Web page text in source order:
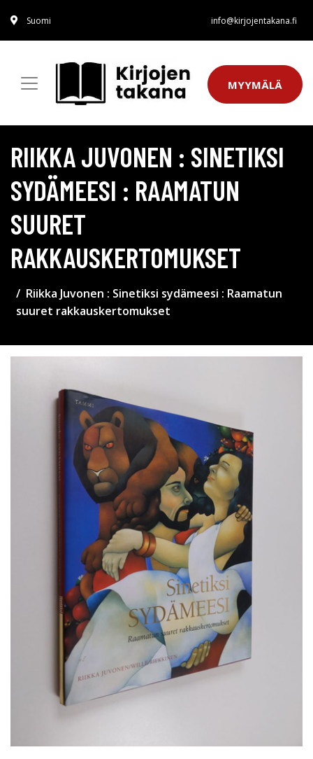
Suomi info@kirjojentakana.fi
MYYMÄLÄ
RIIKKA JUVONEN : SINETIKSI
SYDÄMEESI : RAAMATUN
SUURET
RAKKAUSKERTOMUKSET
Riikka Juvonen : Sinetiksi sydämeesi : Raamatun
suuret rakkauskertomukset